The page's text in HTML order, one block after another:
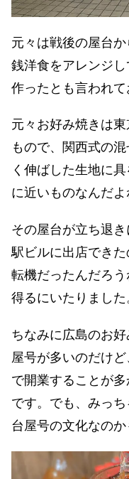
元々は戦後の屋台
銭洋食をアレンジ
作ったとも言われて
元々お好み焼きは
もので、関西式の
く伸ばした生地に
に近いものなんだよ
その屋台が立ち退
駅ビルに出店でき
転機だったんだろ
得るにいたりました
ちなみに広島のお
屋号が多いのだけ
で開業することが
です。でも、みっ
台屋号の文化なのか